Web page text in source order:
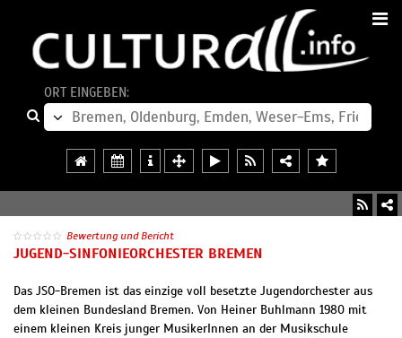
ORT EINGEBEN:
Bewertung und Bericht
JUGEND-SINFONIEORCHESTER BREMEN
Das JSO-Bremen ist das einzige voll besetzte Jugendorchester aus
dem kleinen Bundesland Bremen. Von Heiner Buhlmann 1980 mit
einem kleinen Kreis junger MusikerInnen an der Musikschule